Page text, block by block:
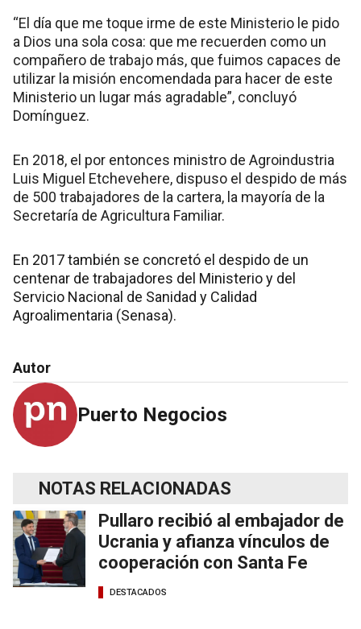
“El día que me toque irme de este Ministerio le pido
a Dios una sola cosa: que me recuerden como un
compañero de trabajo más, que fuimos capaces de
utilizar la misión encomendada para hacer de este
Ministerio un lugar más agradable”, concluyó
Domínguez.
En 2018, el por entonces ministro de Agroindustria
Luis Miguel Etchevehere, dispuso el despido de más
de 500 trabajadores de la cartera, la mayoría de la
Secretaría de Agricultura Familiar.
En 2017 también se concretó el despido de un
centenar de trabajadores del Ministerio y del
Servicio Nacional de Sanidad y Calidad
Agroalimentaria (Senasa).
Autor
Puerto Negocios
NOTAS RELACIONADAS
Pullaro recibió al embajador de
Ucrania y afianza vínculos de
cooperación con Santa Fe
DESTACADOS